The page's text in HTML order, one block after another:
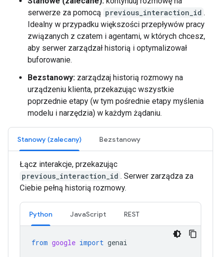
serwerze za pomocą previous_interaction_id .
Idealny w przypadku większości przepływów pracy
związanych z czatem i agentami, w których chcesz,
aby serwer zarządzał historią i optymalizował
buforowanie.
Bezstanowy: zarządzaj historią rozmowy na
urządzeniu klienta, przekazując wszystkie
poprzednie etapy (w tym pośrednie etapy myślenia
modelu i narzędzia) w każdym żądaniu.
Stanowy (zalecany) Bezstanowy
Łącz interakcje, przekazując
previous_interaction_id . Serwer zarządza za
Ciebie pełną historią rozmowy.
Python JavaScript REST
from google import genai